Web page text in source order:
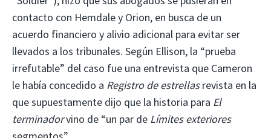
contacto con Hemdale y Orion, en busca de un
acuerdo financiero y alivio adicional para evitar ser
llevados a los tribunales. Según Ellison, la “prueba
irrefutable” del caso fue una entrevista que Cameron
le había concedido a Registro de estrellasrevista en la
que supuestamente dijo que la historia para El
terminadorvino de “un par de Límites exteriores